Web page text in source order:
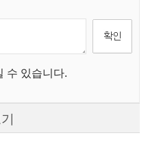
수 있습니다.